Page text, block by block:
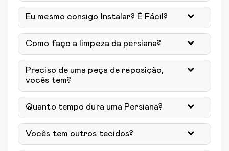
Eu mesmo consigo Instalar? É Fácil?
Como faço a limpeza da persiana?
Preciso de uma peça de reposição,
vocês tem?
Quanto tempo dura uma Persiana?
Vocês tem outros tecidos?